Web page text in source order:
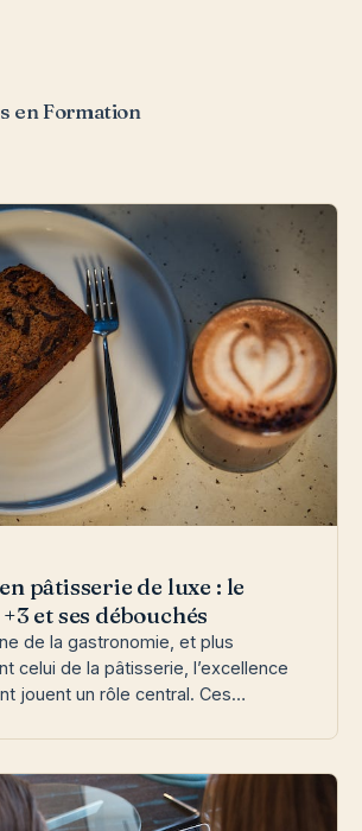
en Formation
pâtisserie de luxe : le
et ses débouchés
de la gastronomie, et plus
celui de la pâtisserie, l’excellence
jouent un rôle central. Ces…